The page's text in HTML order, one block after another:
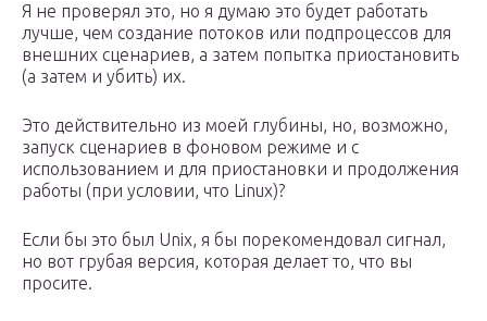
Я не проверял это, но я думаю это будет работать
лучше, чем создание потоков или подпроцессов для
внешних сценариев, а затем попытка приостановить
(а затем и убить) их.
Это действительно из моей глубины, но, возможно,
запуск сценариев в фоновом режиме и с
использованием и для приостановки и продолжения
работы (при условии, что Linux)?
Если бы это был Unix, я бы порекомендовал сигнал,
но вот грубая версия, которая делает то, что вы
просите.